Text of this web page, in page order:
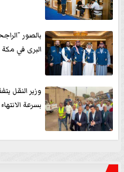
بالصور
البرى في مكة
وزير النقل
بسرعة